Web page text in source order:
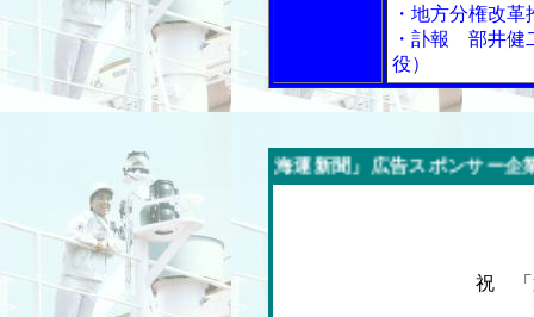
・地方分権改
・訃報 部井健
役）
週の「内航海運新聞」広告スポンサー企業
祝 「